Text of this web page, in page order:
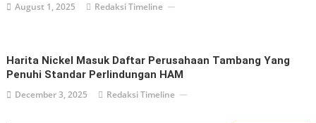
August 1, 2025 Redaksi Timeline
Harita Nickel Masuk Daftar Perusahaan Tambang Yang
Penuhi Standar Perlindungan HAM
December 3, 2025 Redaksi Timeline